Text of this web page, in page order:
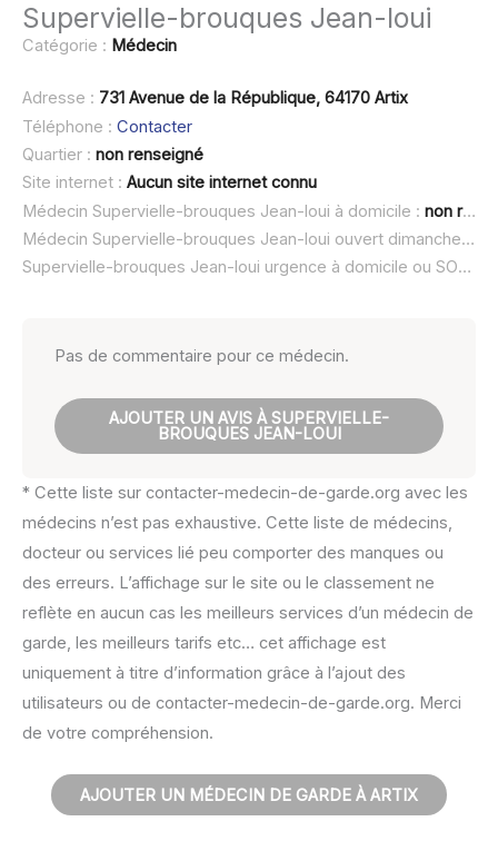
Supervielle-brouques Jean-loui
Catégorie : Médecin
Adresse : 731 Avenue de la République, 64170 Artix
Téléphone : Contacter
Quartier : non renseigné
Site internet : Aucun site internet connu
Médecin Supervielle-brouques Jean-loui à domicile : non renseigné
Médecin Supervielle-brouques Jean-loui ouvert dimanche :
Supervielle-brouques Jean-loui urgence à domicile ou SOS médecin :
Pas de commentaire pour ce médecin.
AJOUTER UN AVIS À SUPERVIELLE-
BROUQUES JEAN-LOUI
* Cette liste sur contacter-medecin-de-garde.org avec les
médecins n’est pas exhaustive. Cette liste de médecins,
docteur ou services lié peu comporter des manques ou
des erreurs. L’affichage sur le site ou le classement ne
reflète en aucun cas les meilleurs services d’un médecin de
garde, les meilleurs tarifs etc… cet affichage est
uniquement à titre d’information grâce à l’ajout des
utilisateurs ou de contacter-medecin-de-garde.org. Merci
de votre compréhension.
AJOUTER UN MÉDECIN DE GARDE À ARTIX